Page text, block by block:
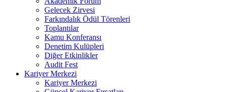
Gelecek Zirvesi
Farkındalık Ödül Törenleri
Toplantılar
Kamu Konferansı
Denetim Kulüpleri
Diğer Etkinlikler
Audit Fest
Kariyer Merkezi
Kariyer Merkezi